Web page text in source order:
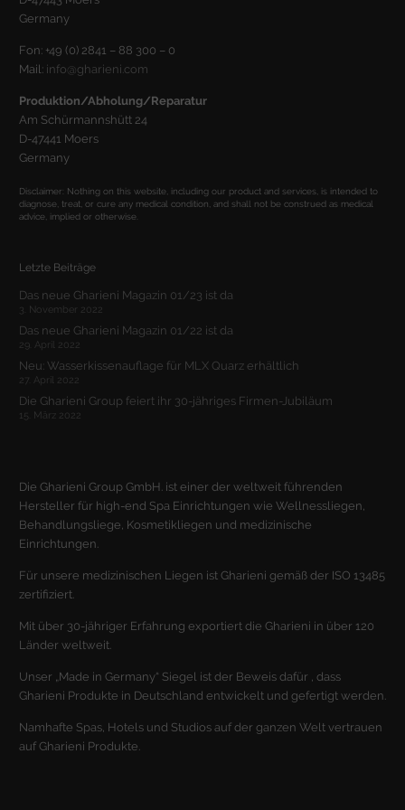
Germany
Fon: +49 (0) 2841 – 88 300 – 0
Mail: info@gharieni.com
Produktion/Abholung/Reparatur
Am Schürmannshütt 24
D-47441 Moers
Germany
Disclaimer: Nothing on this website, including our product and services, is intended to
diagnose, treat, or cure any medical condition, and shall not be construed as medical
advice, implied or otherwise.
Letzte Beiträge
Das neue Gharieni Magazin 01/23 ist da
3. November 2022
Das neue Gharieni Magazin 01/22 ist da
29. April 2022
Neu: Wasserkissenauflage für MLX Quarz erhältlich
27. April 2022
Die Gharieni Group feiert ihr 30-jähriges Firmen-Jubiläum
15. März 2022
Die Gharieni Group GmbH. ist einer der weltweit führenden
Hersteller für high-end Spa Einrichtungen wie Wellnessliegen,
Behandlungsliege, Kosmetikliegen und medizinische
Einrichtungen.
Für unsere medizinischen Liegen ist Gharieni gemäß der ISO 13485
zertifiziert.
Mit über 30-jähriger Erfahrung exportiert die Gharieni in über 120
Länder weltweit.
Unser „Made in Germany“ Siegel ist der Beweis dafür , dass
Gharieni Produkte in Deutschland entwickelt und gefertigt werden.
Namhafte Spas, Hotels und Studios auf der ganzen Welt vertrauen
auf Gharieni Produkte.